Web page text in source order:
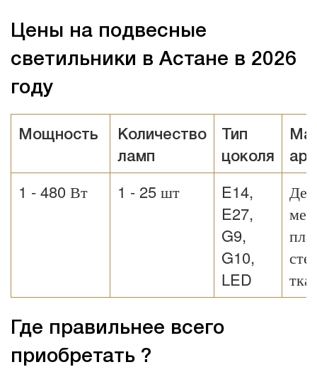
Цены на подвесные
светильники в Астане в 2026
году
Мощность
Количество
ламп
Тип
цоколя
1 - 480 Вт 1 - 25 шт
E14,
E27,
G9,
G10,
LED
Где правильнее всего
приобретать ?